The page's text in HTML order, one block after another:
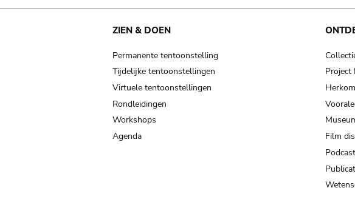
ZIEN & DOEN
Permanente tentoonstelling
Tijdelijke tentoonstellingen
Virtuele tentoonstellingen
Rondleidingen
Workshops
Agenda
Project
Film